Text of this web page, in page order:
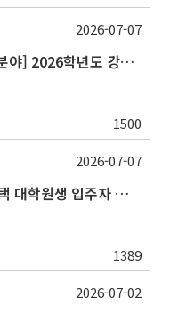
[혁신융합대학사업 차세대반도체분야] 2026학년도 강원대학교 2학기 교류 수학 안내
1500
2026-07-07
2026학년도 2학기 시흥캠퍼스 주택 대학원생 입주자 모집 안내
1389
2026-07-07
2026-07-02